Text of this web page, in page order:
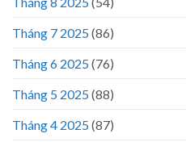
Tháng 7 2025(86)
Tháng 6 2025(76)
Tháng 5 2025(88)
Tháng 4 2025(87)